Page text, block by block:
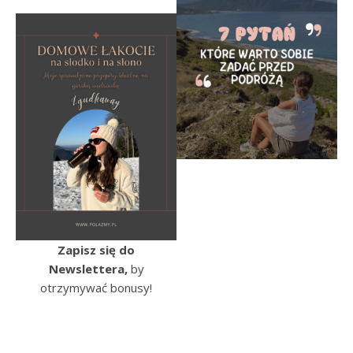
Zapisz się do
Newslettera,by
otrzymywać bonusy!